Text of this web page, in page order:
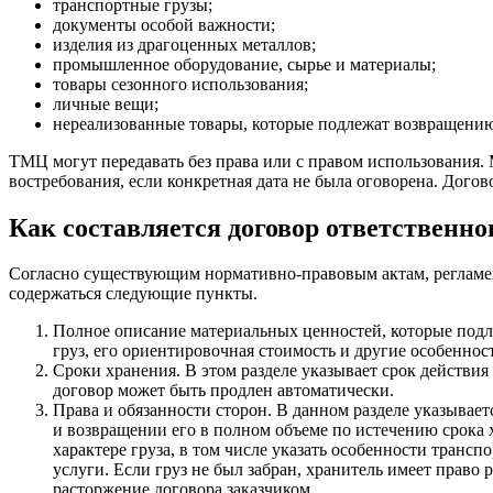
транспортные грузы;
документы особой важности;
изделия из драгоценных металлов;
промышленное оборудование, сырье и материалы;
товары сезонного использования;
личные вещи;
нереализованные товары, которые подлежат
ТМЦ могут передавать без права или с правом
востребования, если конкретная дата не была оговорена.
Как составляется договор
Согласно существующим нормативно-правовым актам,
содержаться следующие пункты.
Полное описание материальных ценностей, которые
груз, его ориентировочная стоимость и другие
Сроки хранения. В этом разделе указывает срок
договор может быть продлен автоматически.
Права и обязанности сторон. В данном разделе
и возвращении его в полном объеме по истечению срока
характере груза, в том числе указать особенности
услуги. Если груз не был забран, хранитель имеет право